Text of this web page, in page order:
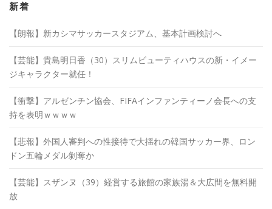
ブ
新着
【朗報】新カシマサッカースタジアム、基本計画検討へ
【芸能】貴島明日香（30）スリムビューティハウスの新・イメー
ジキャラクター就任！
【衝撃】アルゼンチン協会、FIFAインファンティーノ会長への支
持を表明ｗｗｗｗ
【悲報】外国人審判への性接待で大揺れの韓国サッカー界、ロン
ドン五輪メダル剝奪か
【芸能】スザンヌ（39）経営する旅館の家族湯＆大広間を無料開
放